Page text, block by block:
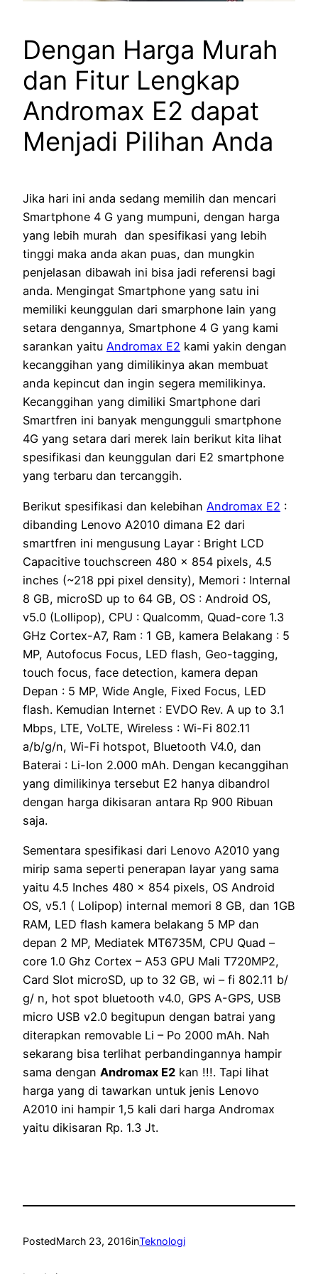
Dengan Harga Murah
dan Fitur Lengkap
Andromax E2 dapat
Menjadi Pilihan Anda
Jika hari ini anda sedang memilih dan mencari
Smartphone 4 G yang mumpuni, dengan harga
yang lebih murah dan spesifikasi yang lebih
tinggi maka anda akan puas, dan mungkin
penjelasan dibawah ini bisa jadi referensi bagi
anda. Mengingat Smartphone yang satu ini
memiliki keunggulan dari smarphone lain yang
setara dengannya, Smartphone 4 G yang kami
sarankan yaitu Andromax E2 kami yakin dengan
kecanggihan yang dimilikinya akan membuat
anda kepincut dan ingin segera memilikinya.
Kecanggihan yang dimiliki Smartphone dari
Smartfren ini banyak mengungguli smartphone
4G yang setara dari merek lain berikut kita lihat
spesifikasi dan keunggulan dari E2 smartphone
yang terbaru dan tercanggih.
Berikut spesifikasi dan kelebihan Andromax E2 :
dibanding Lenovo A2010 dimana E2 dari
smartfren ini mengusung Layar : Bright LCD
Capacitive touchscreen 480 x 854 pixels, 4.5
inches (~218 ppi pixel density), Memori : Internal
8 GB, microSD up to 64 GB, OS : Android OS,
v5.0 (Lollipop), CPU : Qualcomm, Quad-core 1.3
GHz Cortex-A7, Ram : 1 GB, kamera Belakang : 5
MP, Autofocus Focus, LED flash, Geo-tagging,
touch focus, face detection, kamera depan
Depan : 5 MP, Wide Angle, Fixed Focus, LED
flash. Kemudian Internet : EVDO Rev. A up to 3.1
Mbps, LTE, VoLTE, Wireless : Wi-Fi 802.11
a/b/g/n, Wi-Fi hotspot, Bluetooth V4.0, dan
Baterai : Li-Ion 2.000 mAh. Dengan kecanggihan
yang dimilikinya tersebut E2 hanya dibandrol
dengan harga dikisaran antara Rp 900 Ribuan
saja.
Sementara spesifikasi dari Lenovo A2010 yang
mirip sama seperti penerapan layar yang sama
yaitu 4.5 Inches 480 x 854 pixels, OS Android
OS, v5.1 ( Lolipop) internal memori 8 GB, dan 1GB
RAM, LED flash kamera belakang 5 MP dan
depan 2 MP, Mediatek MT6735M, CPU Quad –
core 1.0 Ghz Cortex – A53 GPU Mali T720MP2,
Card Slot microSD, up to 32 GB, wi – fi 802.11 b/
g/ n, hot spot bluetooth v4.0, GPS A-GPS, USB
micro USB v2.0 begitupun dengan batrai yang
diterapkan removable Li – Po 2000 mAh. Nah
sekarang bisa terlihat perbandingannya hampir
sama dengan Andromax E2 kan !!!. Tapi lihat
harga yang di tawarkan untuk jenis Lenovo
A2010 ini hampir 1,5 kali dari harga Andromax
yaitu dikisaran Rp. 1.3 Jt.
PostedMarch 23, 2016inTeknologi